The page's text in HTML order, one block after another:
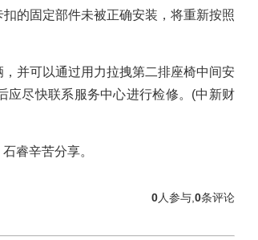
的固定部件未被正确安装，将重新按照
并可以通过用力拉拽第二排座椅中间安
应尽快联系服务中心进行检修。(中新财
睿辛苦分享。
0条评论
0人参与,